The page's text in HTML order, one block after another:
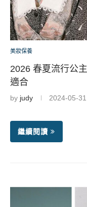
美妝保養
2026 春夏流行公
適合
by judy 2024-05-31
繼續閱讀